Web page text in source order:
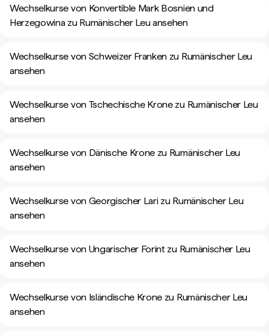
Wechselkurse von Konvertible Mark Bosnien und
Herzegowina zu Rumänischer Leu ansehen
Wechselkurse von Schweizer Franken zu Rumänischer Leu
ansehen
Wechselkurse von Tschechische Krone zu Rumänischer Leu
ansehen
Wechselkurse von Dänische Krone zu Rumänischer Leu
ansehen
Wechselkurse von Georgischer Lari zu Rumänischer Leu
ansehen
Wechselkurse von Ungarischer Forint zu Rumänischer Leu
ansehen
Wechselkurse von Isländische Krone zu Rumänischer Leu
ansehen